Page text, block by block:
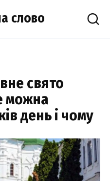
слово
свято
можна
день і чому